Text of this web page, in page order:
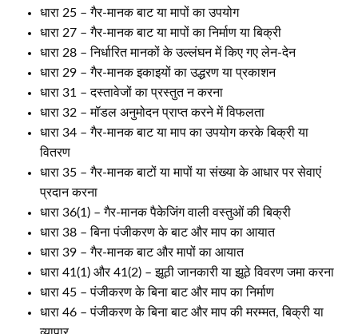
धारा 25 – गैर-मानक बाट या मापों का उपयोग
धारा 27 – गैर-मानक बाट या मापों का निर्माण या बिक्री
धारा 28 – निर्धारित मानकों के उल्लंघन में किए गए लेन-देन
धारा 29 – गैर-मानक इकाइयों का उद्धरण या प्रकाशन
धारा 31 – दस्तावेजों का प्रस्तुत न करना
धारा 32 – मॉडल अनुमोदन प्राप्त करने में विफलता
धारा 34 – गैर-मानक बाट या माप का उपयोग करके बिक्री या
वितरण
धारा 35 – गैर-मानक बाटों या मापों या संख्या के आधार पर सेवाएं
प्रदान करना
धारा 36(1) – गैर-मानक पैकेजिंग वाली वस्तुओं की बिक्री
धारा 38 – बिना पंजीकरण के बाट और माप का आयात
धारा 39 – गैर-मानक बाट और मापों का आयात
धारा 41(1) और 41(2) – झूठी जानकारी या झूठे विवरण जमा करना
धारा 45 – पंजीकरण के बिना बाट और माप का निर्माण
धारा 46 – पंजीकरण के बिना बाट और माप की मरम्मत, बिक्री या